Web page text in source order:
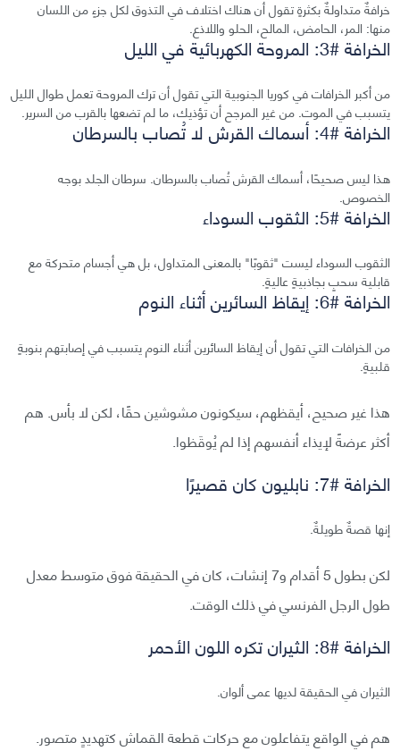
خرافةٌ متداولةٌ بكثرةٍ تقول أن هناك اختلاف في التذوق لكل جزءٍ من اللسان
منها: المر، الحامض، المالح، الحلو واللاذع.
الخرافة #3: المروحة الكهربائية في الليل
من أكبر الخرافات في كوريا الجنوبية التي تقول أن ترك المروحة تعمل طوال الليل
يتسبب في الموت. من غير المرجح أن تؤذيك، ما لم تضعها بالقرب من السرير.
الخرافة #4: أسماك القرش لا تُصاب بالسرطان
هذا ليس صحيحًا، أسماك القرش تُصاب بالسرطان. سرطان الجلد بوجه
الخصوص.
الخرافة #5: الثقوب السوداء
الثقوب السوداء ليست "ثقوبًا" بالمعنى المتداول، بل هي أجسام متحركة مع
قابلية سحبٍ بجاذبيةٍ عاليةٍ.
الخرافة #6: إيقاظ السائرين أثناء النوم
من الخرافات التي تقول أن إيقاظ السائرين أثناء النوم يتسبب في إصابتهم بنوبةٍ
قلبيةٍ.
هذا غير صحيح، أيقظهم، سيكونون مشوشين حقًا، لكن لا بأس. هم
أكثر عرضةً لإيذاء أنفسهم إذا لم يُوقَظوا.
الخرافة #7: نابليون كان قصيرًا
إنها قصةٌ طويلةٌ.
لكن بطول 5 أقدام و7 إنشات، كان في الحقيقة فوق متوسط معدل
طول الرجل الفرنسي في ذلك الوقت.
الخرافة #8: الثيران تكره اللون الأحمر
الثيران في الحقيقة لديها عمى ألوان.
هم في الواقع يتفاعلون مع حركات قطعة القماش كتهديدٍ متصور.